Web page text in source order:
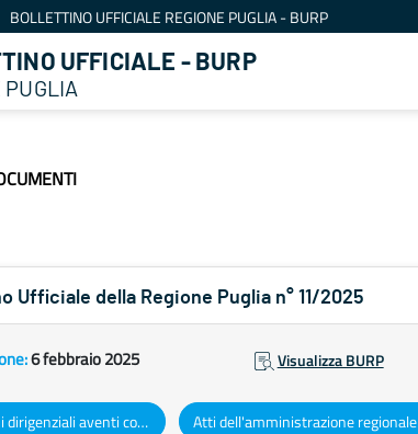
BOLLETTINO UFFICIALE REGIONE PUGLIA - BURP
UFFICIALE - BURP
PUGLIA
Ufficiale della Regione Puglia n° 11/2025
6 febbraio 2025 Visualizza BURP
Determinazioni dirigenziali aventi contenuto di interesse generale